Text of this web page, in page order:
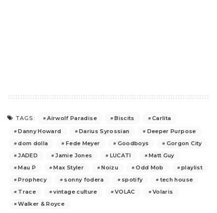
TAGS: Airwolf Paradise Biscits
Carlita
Danny Howard
Darius Syrossian
Deeper Purpose
dom dolla
Fede Meyer Goodboys
Gorgon City
JADED
Jamie Jones LUCATI
Matt Guy
Mau P
Max Styler Noizu Odd Mob
playlist
Prophecy
sonny fodera spotify
tech house
Trace
vintage culture VOLAC
Volaris
Walker & Royce